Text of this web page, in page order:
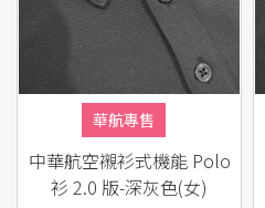
華航專售
中華航空襯衫式機能 Polo
衫 2.0 版-深灰色(女)